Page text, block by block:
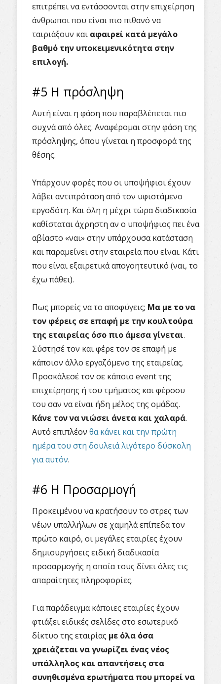
επιτρέπει να εντάσσονται στην επιχείρηση
άνθρωποι που είναι πιο πιθανό να
ταιριάξουν και αφαιρεί κατά μεγάλο
βαθμό την υποκειμενικότητα στην
επιλογή.
#5 Η πρόσληψη
Αυτή είναι η φάση που παραβλέπεται πιο
συχνά από όλες. Αναφέρομαι στην φάση της
πρόσληψης, όπου γίνεται η προσφορά της
θέσης.
Υπάρχουν φορές που οι υποψήφιοι έχουν
λάβει αντιπρόταση από τον υφιστάμενο
εργοδότη. Και όλη η μέχρι τώρα διαδικασία
καθίσταται άχρηστη αν ο υποψήφιος πει ένα
αβίαστο «ναι» στην υπάρχουσα κατάσταση
και παραμείνει στην εταιρεία που είναι. Κάτι
που είναι εξαιρετικά απογοητευτικό (ναι, το
έχω πάθει).
Πως μπορείς να το αποφύγεις; Μα με το να
τον φέρεις σε επαφή με την κουλτούρα
της εταιρείας όσο πιο άμεσα γίνεται.
Σύστησέ τον και φέρε τον σε επαφή με
κάποιον άλλο εργαζόμενο της εταιρείας.
Προσκάλεσέ τον σε κάποιο event της
επιχείρησης ή του τμήματος και φέρσου
του σαν να είναι ήδη μέλος της ομάδας.
Κάνε τον να νιώσει άνετα και χαλαρά.
Αυτό επιπλέον θα κάνει και την πρώτη
ημέρα του στη δουλειά λιγότερο δύσκολη
για αυτόν.
#6 Η Προσαρμογή
Προκειμένου να κρατήσουν το στρες των
νέων υπαλλήλων σε χαμηλά επίπεδα τον
πρώτο καιρό, οι μεγάλες εταιρίες έχουν
δημιουργήσεις ειδική διαδικασία
προσαρμογής η οποία τους δίνει όλες τις
απαραίτητες πληροφορίες.
Για παράδειγμα κάποιες εταιρίες έχουν
φτιάξει ειδικές σελίδες στο εσωτερικό
δίκτυο της εταιρίας με όλα όσα
χρειάζεται να γνωρίζει ένας νέος
υπάλληλος και απαντήσεις στα
συνηθισμένα ερωτήματα που μπορεί να